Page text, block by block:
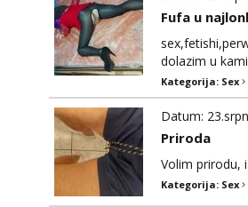
Fufa u
dolazim u
Kategorija: Sex
Datum:
Priroda
Volim prirodu,
Kategorija: Sex